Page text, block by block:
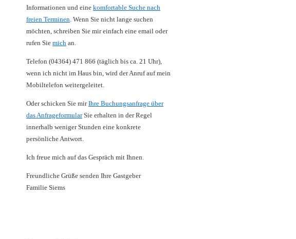
Informationen und eine komfortable Suche nach
freien Terminen . Wenn Sie nicht lange suchen
möchten, schreiben Sie mir einfach eine email oder
rufen Sie mich an.
Telefon (04364) 471 866 (täglich bis ca. 21 Uhr),
wenn ich nicht im Haus bin, wird der Anruf auf mein
Mobiltelefon weitergeleitet.
Oder schicken Sie mirIhre Buchungsanfrage über
das AnfrageformularSie erhalten in der Regel
innerhalb weniger Stunden eine konkrete
persönliche Antwort.
Ich freue mich auf das Gespräch mit Ihnen.
Freundliche Grüße senden Ihre Gastgeber
Familie Siems